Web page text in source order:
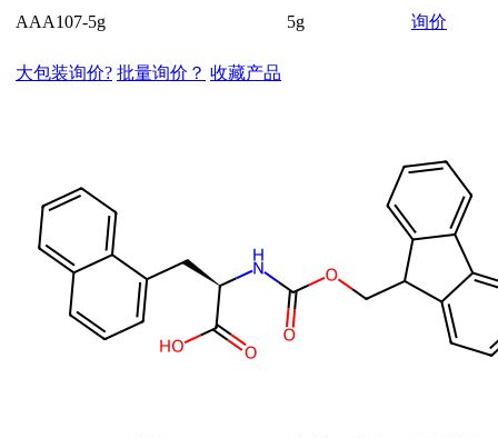
AAA107-5g 5g 询价
大包装询价? 批量询价？ 收藏产品